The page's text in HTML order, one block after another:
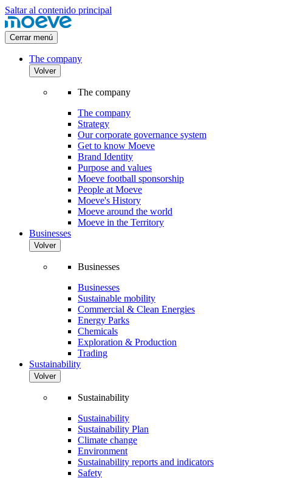
Saltar al contenido principal
Cerrar menú
The company
Volver
The company
The company
Strategy
Our corporate governance system
Get to know Moeve
Brand Identity
Purpose and values
Moeve football sponsorship
People at Moeve
Moeve's History
Moeve around the world
Moeve in the Territory
Businesses
Volver
Businesses
Businesses
Sustainable mobility
Commercial & Clean Energies
Energy Parks
Chemicals
Exploration & Production
Trading
Sustainability
Volver
Sustainability
Sustainability
Sustainability Plan
Climate change
Environment
Sustainability reports and indicators
Safety